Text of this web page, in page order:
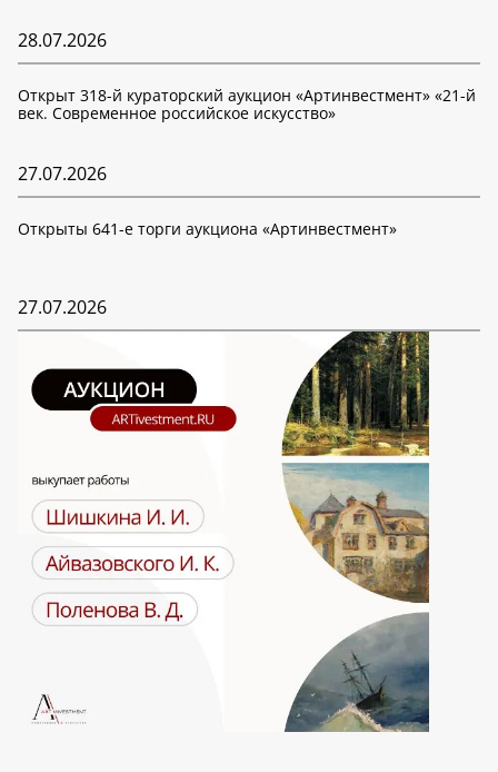
28.07.2026
Открыт 318-й кураторский аукцион «Артинвестмент» «21-й
век. Современное российское искусство»
27.07.2026
Открыты 641-е торги аукциона «Артинвестмент»
27.07.2026